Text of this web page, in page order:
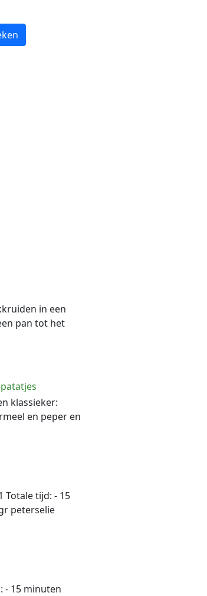
in een
pan tot het
klassieker:
en peper en
Totale tijd: - 15
peterselie
- 15 minuten